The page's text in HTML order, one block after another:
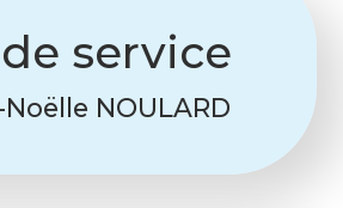
service
NOULARD